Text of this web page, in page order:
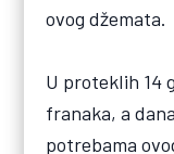
ovog džemata.
U proteklih 14
franaka, a
potrebama